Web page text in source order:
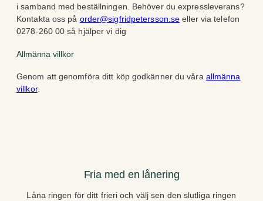
i samband med beställningen. Behöver du expressleverans?
Kontakta oss på order@sigfridpetersson.se eller via telefon
0278-260 00 så hjälper vi dig
Allmänna villkor
Genom att genomföra ditt köp godkänner du våra allmänna
villkor.
Fria med en lånering
Låna ringen för ditt frieri och välj sen den slutliga ringen